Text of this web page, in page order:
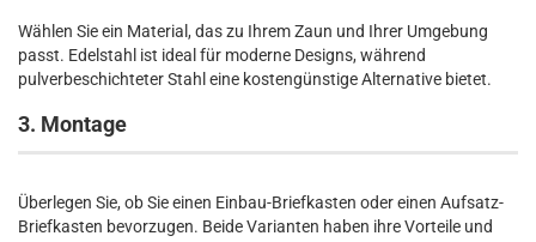
Wählen Sie ein Material, das zu Ihrem Zaun und Ihrer Umgebung
passt. Edelstahl ist ideal für moderne Designs, während
pulverbeschichteter Stahl eine kostengünstige Alternative bietet.
3. Montage
Überlegen Sie, ob Sie einen Einbau-Briefkasten oder einen Aufsatz-
Briefkasten bevorzugen. Beide Varianten haben ihre Vorteile und